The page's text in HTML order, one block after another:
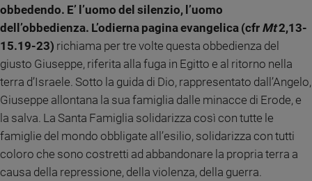
Famiglia
ed
educazione
Genitori
figli
Nonni
Coppia
Scuola
e
obbedendo. E’ l’uomo del silenzio, l’uomo
dell’obbedienza. L’odierna pagina evangelica (cfr Mt2,13-
15.19-23) richiama per tre volte questa obbedienza del
giusto Giuseppe, riferita alla fuga in Egitto e al ritorno nella
terra d’Israele. Sotto la guida di Dio, rappresentato dall’Angelo,
Giuseppe allontana la sua famiglia dalle minacce di Erode, e
la salva. La Santa Famiglia solidarizza così con tutte le
famiglie del mondo obbligate all’esilio, solidarizza con tutti
coloro che sono costretti ad abbandonare la propria terra a
causa della repressione, della violenza, della guerra.